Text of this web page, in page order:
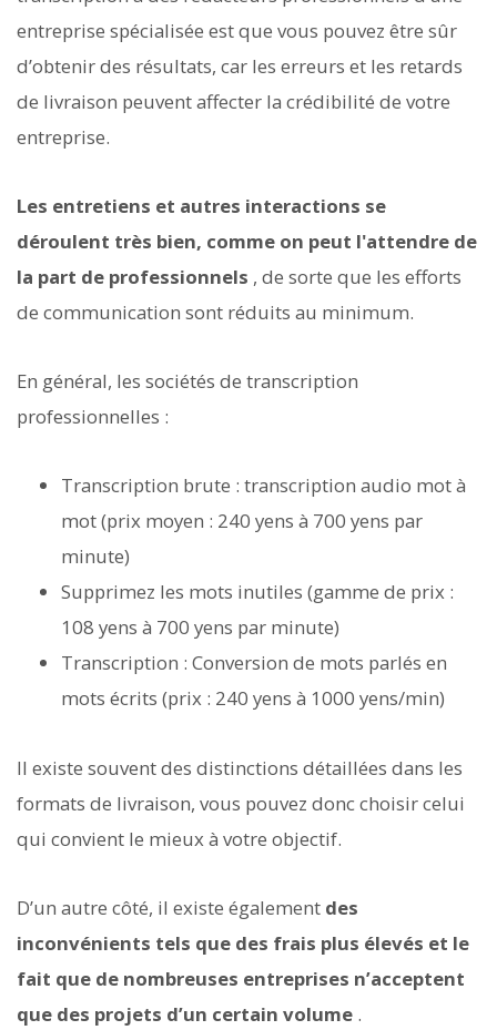
entreprise spécialisée est que vous pouvez être sûr
d’obtenir des résultats, car les erreurs et les retards
de livraison peuvent affecter la crédibilité de votre
entreprise.
Les entretiens et autres interactions se
déroulent très bien, comme on peut l'attendre de
la part de professionnels , de sorte que les efforts
de communication sont réduits au minimum.
En général, les sociétés de transcription
professionnelles :
Transcription brute : transcription audio mot à
mot (prix moyen : 240 yens à 700 yens par
minute)
Supprimez les mots inutiles (gamme de prix :
108 yens à 700 yens par minute)
Transcription : Conversion de mots parlés en
mots écrits (prix : 240 yens à 1000 yens/min)
Il existe souvent des distinctions détaillées dans les
formats de livraison, vous pouvez donc choisir celui
qui convient le mieux à votre objectif.
D’un autre côté, il existe également des
inconvénients tels que des frais plus élevés et le
fait que de nombreuses entreprises n’acceptent
que des projets d’un certain volume .